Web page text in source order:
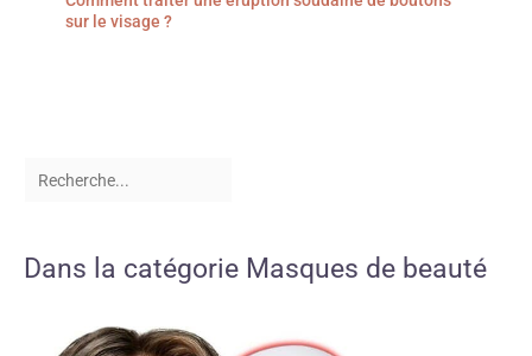
sur le visage ?
Dans la catégorie Masques de beauté